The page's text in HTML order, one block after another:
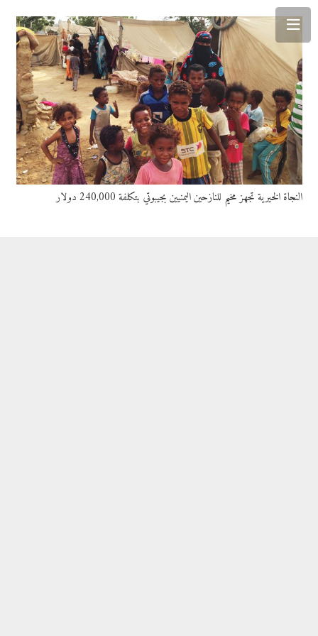
النجاة الخيرية تجهز مخيم للنازحين اليمنيين بجيبوتي بتكلفة 240,000 دولار